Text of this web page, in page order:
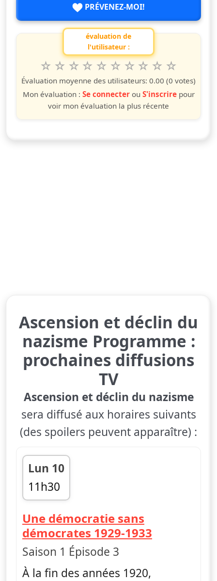
PRÉVENEZ-MOI!
évaluation de
l'utilisateur :
questo spettacolo da 1 a 10 étoiles
10
étoiles
9
étoiles
8
étoiles
7
étoiles
6
étoiles
5
étoiles
4
étoiles
3
étoiles
2
étoiles
étoile
Évaluation moyenne des utilisateurs: 0.00 (0 votes)
Mon évaluation : Se connecterou S'inscrirepour
voir mon évaluation la plus récente
Ascension et déclin du
nazisme Programme :
prochaines diffusions
TV
Ascension et déclin du nazisme
sera diffusé aux horaires suivants
(des spoilers peuvent apparaître) :
Lun 10
11h30
fin 12h25
Une démocratie sans
démocrates 1929-1933
Saison 1 Épisode 3
À la fin des années 1920,